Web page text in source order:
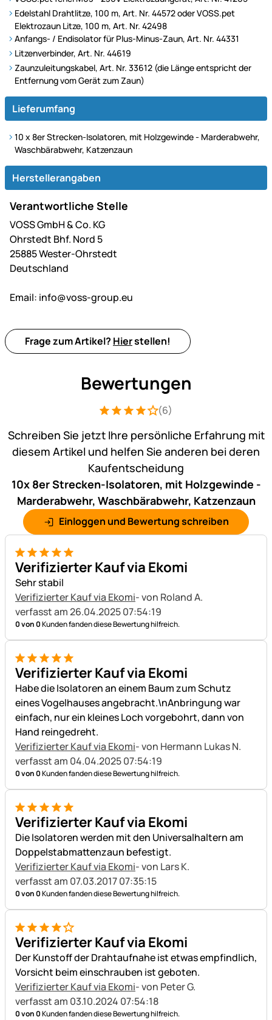
Edelstahl Drahtlitze, 100 m, Art. Nr. 44572 oder VOSS.pet
Elektrozaun Litze, 100 m, Art. Nr. 42498
Anfangs- / Endisolator für Plus-Minus-Zaun, Art. Nr. 44331
Litzenverbinder, Art. Nr. 44619
Zaunzuleitungskabel, Art. Nr. 33612 (die Länge entspricht der
Entfernung vom Gerät zum Zaun)
Lieferumfang
10 x 8er Strecken-Isolatoren, mit Holzgewinde - Marderabwehr,
Waschbärabwehr, Katzenzaun
Herstellerangaben
Verantwortliche Stelle
VOSS GmbH & Co. KG
Ohrstedt Bhf. Nord 5
25885 Wester-Ohrstedt
Deutschland
Email: info@voss-group.eu
Frage zum Artikel? Hierstellen!
Bewertungen
Bewertung: 4 von 5 (6 Bewertungen)
6 Bewertungen
(6)
Schreiben Sie jetzt Ihre persönliche Erfahrung mit
diesem Artikel und helfen Sie anderen bei deren
Kaufentscheidung
10x 8er Strecken-Isolatoren, mit Holzgewinde -
Marderabwehr, Waschbärabwehr, Katzenzaun
Einloggen und Bewertung schreiben
5 von 5
Verifizierter Kauf via Ekomi
Sehr stabil
Verifizierter Kauf via Ekomi- von Roland A.
verfasst am 26.04.2025 07:54:19
0 von 0Kunden fanden diese Bewertung hilfreich.
5 von 5
Verifizierter Kauf via Ekomi
Habe die Isolatoren an einem Baum zum Schutz
eines Vogelhauses angebracht.\nAnbringung war
einfach, nur ein kleines Loch vorgebohrt, dann von
Hand reingedreht.
Verifizierter Kauf via Ekomi- von Hermann Lukas N.
verfasst am 04.04.2025 07:54:19
0 von 0Kunden fanden diese Bewertung hilfreich.
5 von 5
Verifizierter Kauf via Ekomi
Die Isolatoren werden mit den Universalhaltern am
Doppelstabmattenzaun befestigt.
Verifizierter Kauf via Ekomi- von Lars K.
verfasst am 07.03.2017 07:35:15
0 von 0Kunden fanden diese Bewertung hilfreich.
4 von 5
Verifizierter Kauf via Ekomi
Der Kunstoff der Drahtaufnahe ist etwas empfindlich,
Vorsicht beim einschrauben ist geboten.
Verifizierter Kauf via Ekomi- von Peter G.
verfasst am 03.10.2024 07:54:18
0 von 0Kunden fanden diese Bewertung hilfreich.